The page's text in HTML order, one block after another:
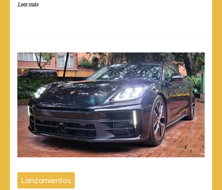
Leer más
Lanzamientos